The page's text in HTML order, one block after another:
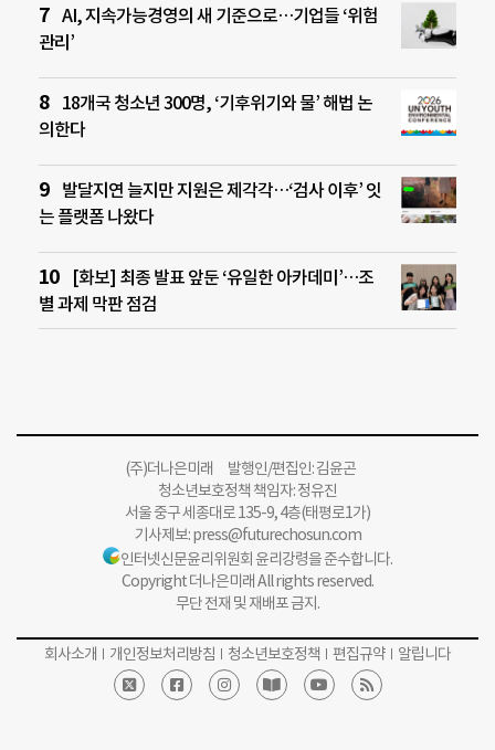
AI, 지속가능경영의 새 기준으로…기업들 ‘위험
관리’
18개국 청소년 300명, ‘기후위기와 물’ 해법 논
의한다
발달지연 늘지만 지원은 제각각…‘검사 이후’ 잇
는 플랫폼 나왔다
[화보] 최종 발표 앞둔 ‘유일한 아카데미’…조
별 과제 막판 점검
(주)더나은미래 발행인/편집인: 김윤곤
청소년보호정책 책임자: 정유진
서울 중구 세종대로 135-9, 4층(태평로1가)
기사제보:press@futurechosun.com
인터넷신문윤리위원회 윤리강령을 준수합니다.
Copyright 더나은미래 All rights reserved.
무단 전재 및 재배포 금지.
회사소개 개인정보처리방침 청소년보호정책 편집규약 알립니다